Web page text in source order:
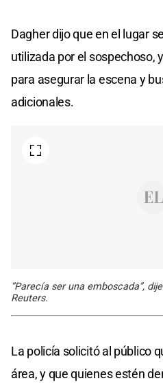
Dagher dijo que en el lugar
utilizada por el sospechoso,
para asegurar la escena y
adicionales.
“Parecía ser una emboscada”,
Reuters.
La policía solicitó al público
área, y que quienes estén